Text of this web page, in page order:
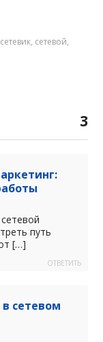
сетевик, сетевой,
3
путь
[…]
ОТВЕТИТЬ
сетевом